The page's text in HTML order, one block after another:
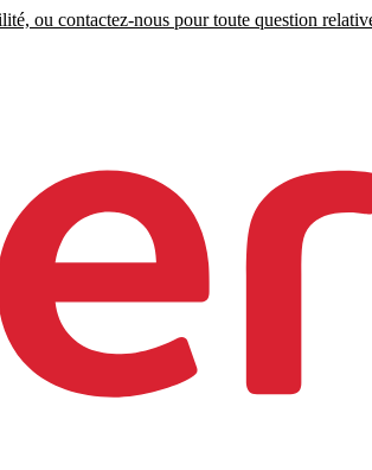
ou contactez-nous pour toute question